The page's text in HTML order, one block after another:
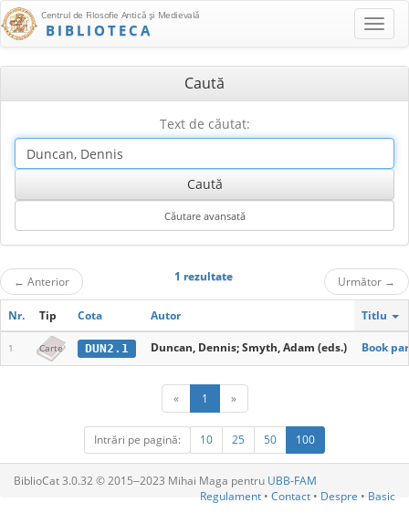
Centrul de Filosofie Antică şi Medievală
BIBLIOTECA
Caută
Text de căutat:
← Anterior 1 rezultate Următor →
Nr. Tip Cota Autor Titlu
1 Carte DUN2.1 Duncan, Dennis; Smyth, Adam (eds.) Book
« 1 »
Intrări pe pagină: 10 25 50 100
BiblioCat 3.0.32 © 2015‒2023 Mihai Maga pentru UBB-FAM
Regulament • Contact • Despre • Basic